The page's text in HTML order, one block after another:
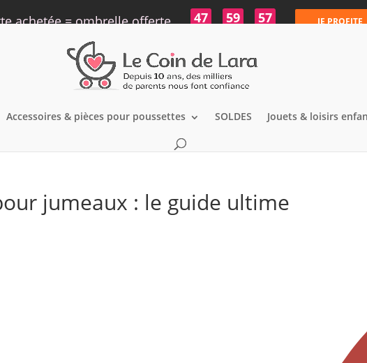
achetée = ombrelle offerte 47 59 56 JE PROFITE
Accessoires & pièces pour poussettes SOLDES Jouets & loisirs
jumeaux : le guide ultime